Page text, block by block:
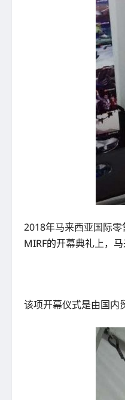
2018年马来西亚国际
MIRF的开幕典礼上，
该项开幕仪式是由国内